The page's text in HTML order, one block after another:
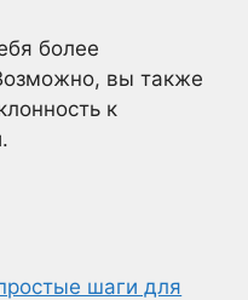
более
вы также
к
шаги для